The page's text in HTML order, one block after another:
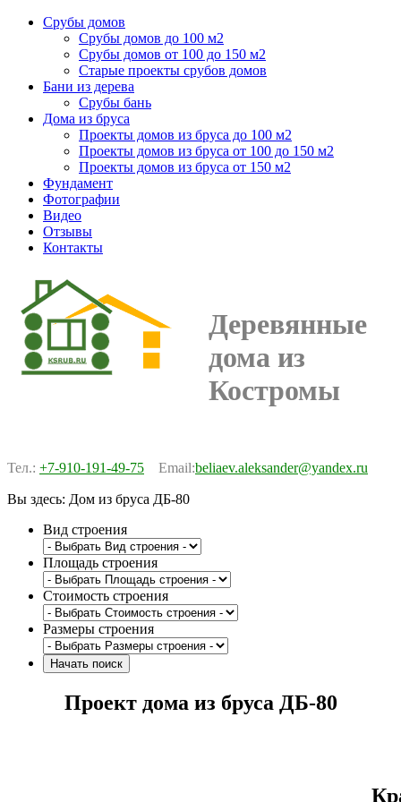
Срубы домов
Срубы домов до 100 м2
Срубы домов от 100 до 150 м2
Старые проекты срубов домов
Бани из дерева
Срубы бань
Дома из бруса
Проекты домов из бруса до 100 м2
Проекты домов из бруса от 100 до 150 м2
Проекты домов из бруса от 150 м2
Фундамент
Фотографии
Видео
Отзывы
Контакты
Деревянные
дома из
Костромы
Тел.: +7-910-191-49-75 Email:beliaev.aleksander@yandex.ru
Вы здесь: Дом из бруса ДБ-80
Вид строения
Площадь строения
Стоимость строения
Размеры строения
Проект дома из бруса ДБ-80